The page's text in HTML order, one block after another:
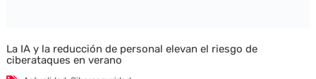
La IA y la reducción de personal elevan el riesgo de
ciberataques en verano